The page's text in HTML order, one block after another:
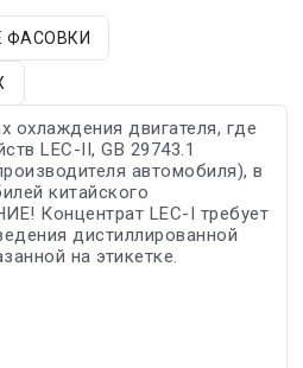
ФАСОВКИ
охлаждения двигателя, где
LEC-II, GB 29743.1
автомобиля), в
китайского
Концентрат LEC-I требует
дистиллированной
на этикетке.